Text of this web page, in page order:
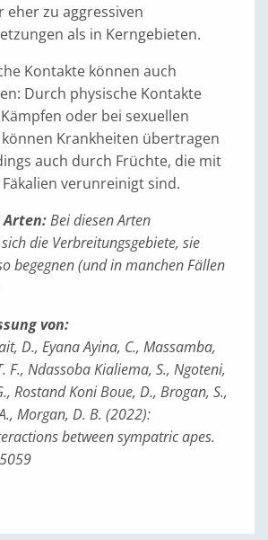
eher zu aggressiven
als in Kerngebieten.
Kontakte können auch
Durch physische Kontakte
oder bei sexuellen
Krankheiten übertragen
auch durch Früchte, die mit
verunreinigt sind.
Arten:Bei diesen Arten
die Verbreitungsgebiete, sie
begegnen (und in manchen Fällen
von:
D., Eyana Ayina, C., Massamba,
F., Ndassoba Kialiema, S., Ngoteni,
Rostand Koni Boue, D., Brogan, S.,
Morgan, D. B. (2022):
between sympatric apes.